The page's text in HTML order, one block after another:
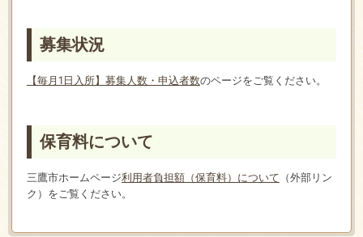
募集状況
【毎月1日入所】募集人数・申込者数のページをご覧ください。
保育料について
三鷹市ホームページ利用者負担額（保育料）について （外部リン
ク）をご覧ください。